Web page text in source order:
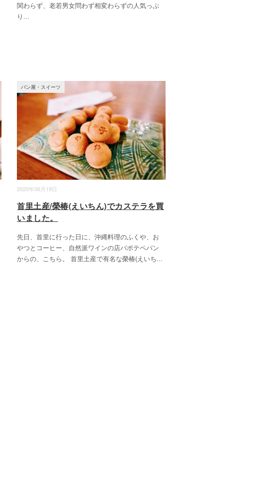
関わらず、老若男女問わず相変わらずの人気っぷ
り ...
2020年06月19日
パン屋・スイーツ
首里土産/榮椿(えいちん)でカステラを買
いました。
先日、首里に行った日に、沖縄料理のふくや、お
やつとコーヒー、自然派ワインの店パポテペパン
からの、こちら。 首里土産で有名な榮椿(えいち...